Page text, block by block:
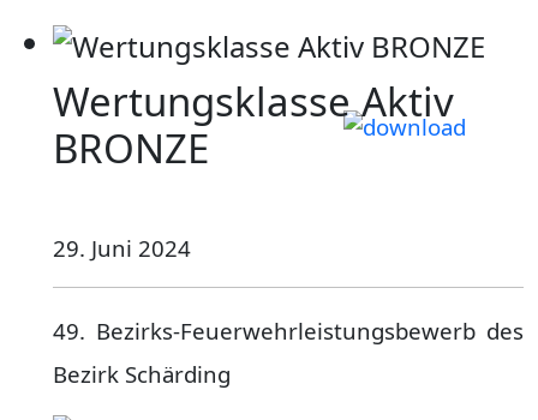
Wertungsklasse Aktiv
BRONZE
29. Juni 2024
49. Bezirks-Feuerwehrleistungsbewerb des
Bezirk Schärding